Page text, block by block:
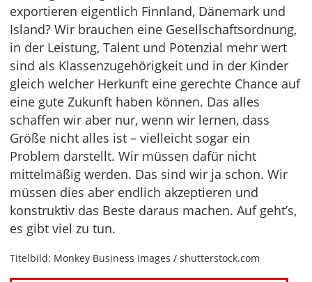
exportieren eigentlich Finnland, Dänemark und
Island? Wir brauchen eine Gesellschaftsordnung,
in der Leistung, Talent und Potenzial mehr wert
sind als Klassenzugehörigkeit und in der Kinder
gleich welcher Herkunft eine gerechte Chance auf
eine gute Zukunft haben können. Das alles
schaffen wir aber nur, wenn wir lernen, dass
Größe nicht alles ist – vielleicht sogar ein
Problem darstellt. Wir müssen dafür nicht
mittelmäßig werden. Das sind wir ja schon. Wir
müssen dies aber endlich akzeptieren und
konstruktiv das Beste daraus machen. Auf geht’s,
es gibt viel zu tun.
Titelbild: Monkey Business Images / shutterstock.com